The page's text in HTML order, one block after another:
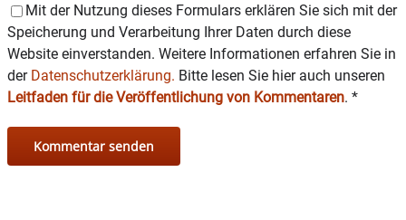
Mit der Nutzung dieses Formulars erklären Sie sich mit der
Speicherung und Verarbeitung Ihrer Daten durch diese
Website einverstanden. Weitere Informationen erfahren Sie in
der Datenschutzerklärung. Bitte lesen Sie hier auch unseren
Leitfaden für die Veröffentlichung von Kommentaren. *